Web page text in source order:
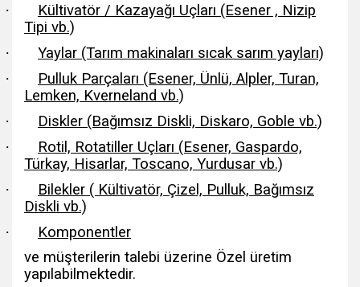
·
Kültivatör / Kazayağı Uçları (Esener , Nizip
Tipi vb.)
· Yaylar (Tarım makinaları sıcak sarım yayları)
·
Pulluk Parçaları (Esener, Ünlü, Alpler, Turan,
Lemken, Kverneland vb.)
· Diskler (Bağımsız Diskli, Diskaro, Goble vb.)
·
Rotil, Rotatiller Uçları (Esener, Gaspardo,
Türkay, Hisarlar, Toscano, Yurdusar vb.)
·
Bilekler ( Kültivatör, Çizel, Pulluk, Bağımsız
Diskli vb.)
·
Komponentler
ve müşterilerin talebi üzerine Özel üretim
yapılabilmektedir.